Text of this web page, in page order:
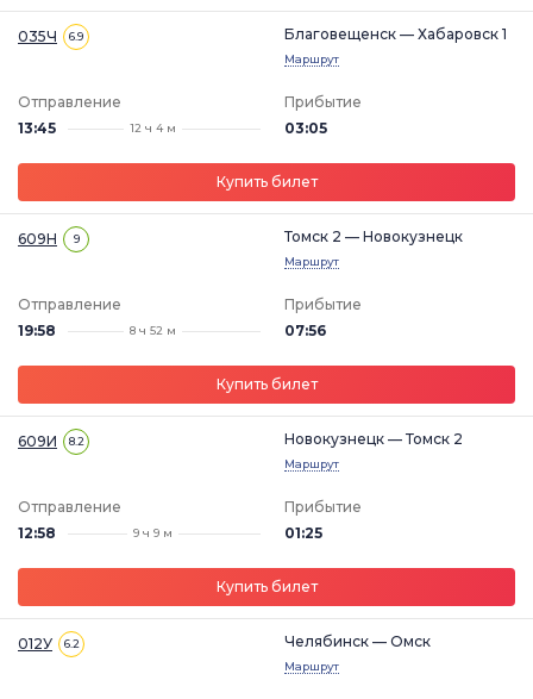
035Ч 6.9 Благовещенск — Хабаровск 1
Маршрут
Отправление
13:45
12 ч 4 м
Прибытие
03:05
Купить билет
609Н 9 Томск 2 — Новокузнецк
Маршрут
Отправление
19:58
8 ч 52 м
Прибытие
07:56
Купить билет
609И 8.2 Новокузнецк — Томск 2
Маршрут
Отправление
12:58
9 ч 9 м
Прибытие
01:25
Купить билет
012У 6.2 Челябинск — Омск
Маршрут